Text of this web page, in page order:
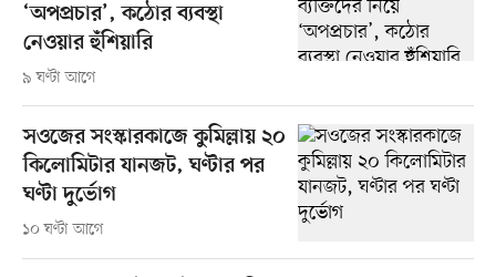
‘অপপ্রচার’, কঠোর ব্যবস্থা
নেওয়ার হুঁশিয়ারি
৯ ঘণ্টা আগে
সওজের সংস্কারকাজে কুমিল্লায় ২০
কিলোমিটার যানজট, ঘণ্টার পর
ঘণ্টা দুর্ভোগ
১০ ঘণ্টা আগে